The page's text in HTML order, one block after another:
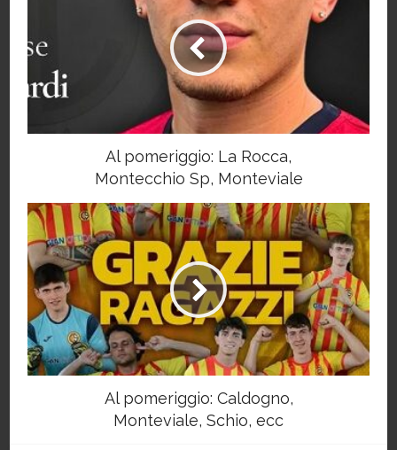
Al pomeriggio: La Rocca,
Montecchio Sp, Monteviale
Al pomeriggio: Caldogno,
Monteviale, Schio, ecc